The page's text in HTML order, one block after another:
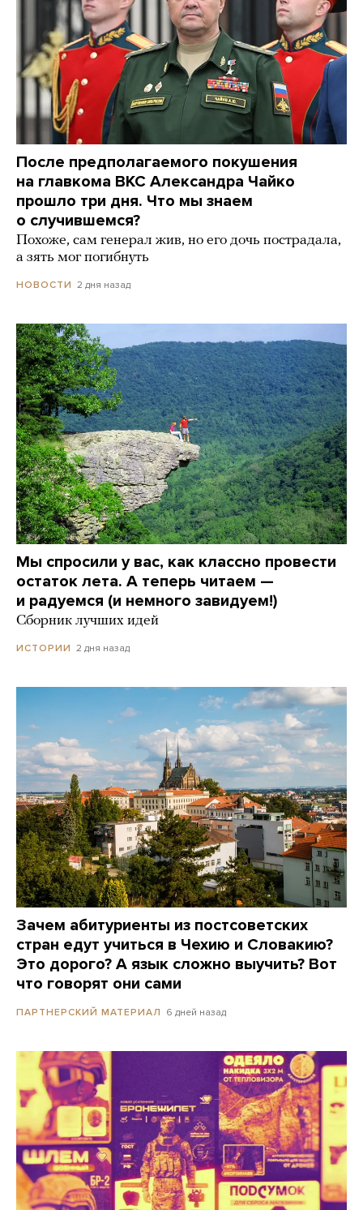
После предполагаемого покушения
на главкома ВКС Александра Чайко
прошло три дня. Что мы знаем
о случившемся?
Похоже, сам генерал жив, но его дочь пострадала,
а зять мог погибнуть
НОВОСТИ 2 дня назад
Мы спросили у вас, как классно провести
остаток лета. А теперь читаем —
и радуемся (и немного завидуем!)
Сборник лучших идей
ИСТОРИИ 2 дня назад
Зачем абитуриенты из постсоветских
стран едут учиться в Чехию и Словакию?
Это дорого? А язык сложно выучить? Вот
что говорят они сами
ПАРТНЕРСКИЙ МАТЕРИАЛ 6 дней назад